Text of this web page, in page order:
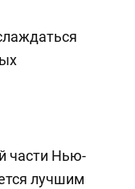
части Нью-
лучшим